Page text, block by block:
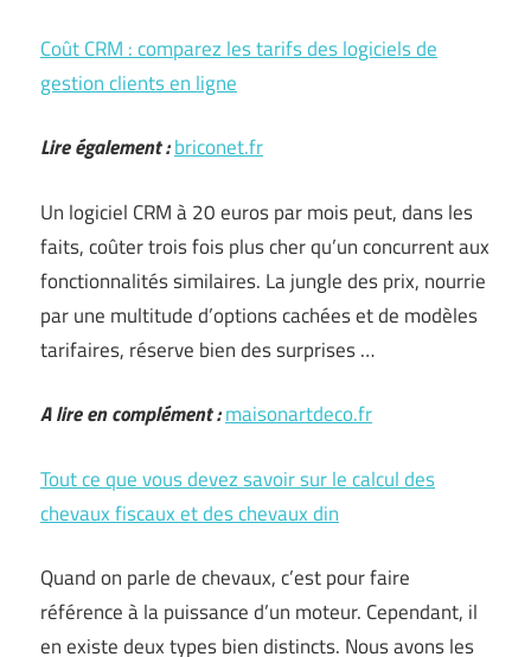
Coût CRM : comparez les tarifs des logiciels de
gestion clients en ligne
Lire également :briconet.fr
Un logiciel CRM à 20 euros par mois peut, dans les
faits, coûter trois fois plus cher qu’un concurrent aux
fonctionnalités similaires. La jungle des prix, nourrie
par une multitude d’options cachées et de modèles
tarifaires, réserve bien des surprises …
A lire en complément :maisonartdeco.fr
Tout ce que vous devez savoir sur le calcul des
chevaux fiscaux et des chevaux din
Quand on parle de chevaux, c’est pour faire
référence à la puissance d’un moteur. Cependant, il
en existe deux types bien distincts. Nous avons les